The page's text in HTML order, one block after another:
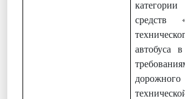
средств
автобуса